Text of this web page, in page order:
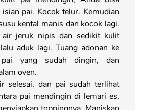
isian pai. Kocok telur. Kemudian
kental manis dan kocok lagi.
air jeruk nipis dan sedikit kulit
aduk lagi. Tuang adonan ke
yang sudah dingin, dan
oven.
selesai, dan pai sudah terlihat
pai mendingin di lemari es,